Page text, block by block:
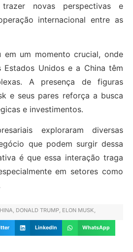
novas perspectivas e
internacional entre as
em um momento crucial, onde
Estados Unidos e a China têm
A presença de figuras
e seus pares reforça a busca
e investimentos.
exploraram diversas
que podem surgir dessa
é que essa interação traga
em setores como
, DONALD TRUMP, ELON MUSK,
LinkedIn WhatsApp